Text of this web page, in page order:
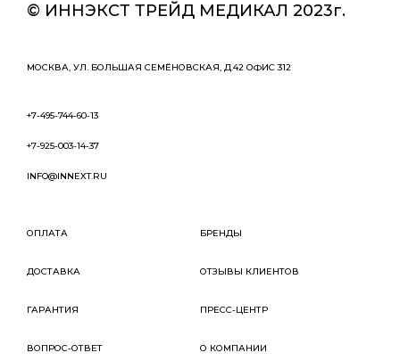
© ИННЭКСТ ТРЕЙД МЕДИКАЛ 2023г.
МОСКВА, УЛ. БОЛЬШАЯ СЕМЁНОВСКАЯ, Д.42 ОФИС 312
+7-495-744-60-13
+7-925-003-14-37
INFO@INNEXT.RU
ОПЛАТА
ДОСТАВКА
ГАРАНТИЯ
БРЕНДЫ
ОТЗЫВЫ КЛИЕНТОВ
ПРЕСС-ЦЕНТР
ВОПРОС-ОТВЕТ О КОМПАНИИ